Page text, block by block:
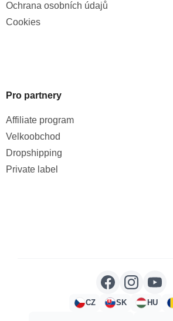
Ochrana osobních údajů
Cookies
Pro partnery
Affiliate program
Velkoobchod
Dropshipping
Private label
CZ SK HU